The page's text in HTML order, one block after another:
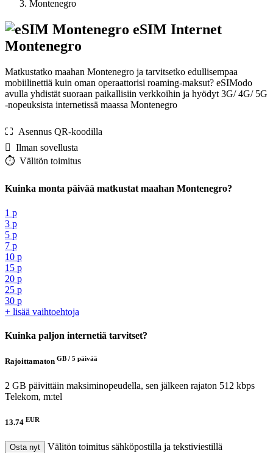
Montenegro
eSIM Internet
Montenegro
Matkustatko maahan Montenegro ja tarvitsetko edullisempaa
mobiilinettiä kuin oman operaattorisi roaming-maksut? eSIModo
avulla yhdistät suoraan paikallisiin verkkoihin ja hyödyt 3G/ 4G/ 5G
-nopeuksista internetissä maassa Montenegro
⛶️️ Asennus QR-koodilla
️ Ilman sovellusta
⏱️️ Välitön toimitus
Kuinka monta päivää matkustat maahan Montenegro?
1 p
3 p
5 p
7 p
10 p
15 p
20 p
25 p
30 p
+ lisää vaihtoehtoja
Kuinka paljon internetiä tarvitset?
Rajoittamaton GB / 5 päivää
2 GB päivittäin maksiminopeudella, sen jälkeen rajaton 512 kbps
Telekom, m:tel
13.74 EUR
Osta nyt
Välitön toimitus sähköpostilla ja tekstiviestillä